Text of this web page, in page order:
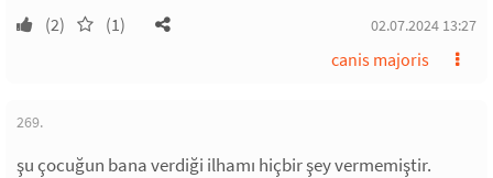
(2) (1) 02.07.2024 13:27
canis majoris
269.
şu çocuğun bana verdiği ilhamı hiçbir şey vermemiştir.